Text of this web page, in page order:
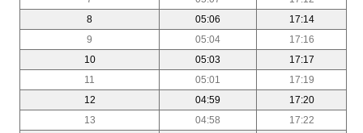
8
05:06
17:14
9
05:04
17:16
10
05:03
17:17
11
05:01
17:19
12
04:59
17:20
13
04:58
17:22